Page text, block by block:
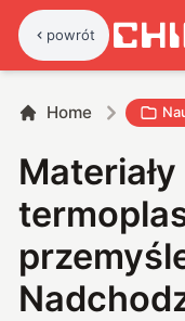
powrót
Home
Materiały